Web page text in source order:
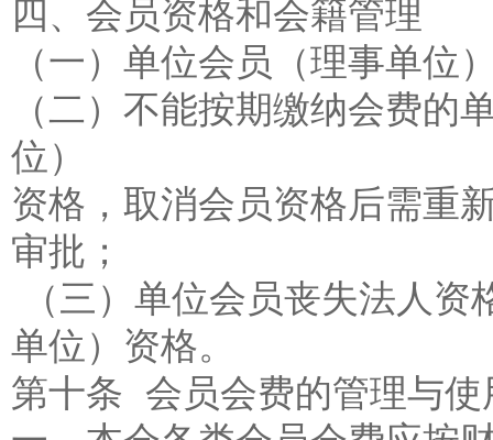
四、会员资格和会籍管理
（一）单位会员（理事单位
（二）不能按期缴纳会费
位）
资格，取消会员资格后需重
审批；
（三）单位会员丧失法人
单位）资格。
第十条 会员会费的管理与使